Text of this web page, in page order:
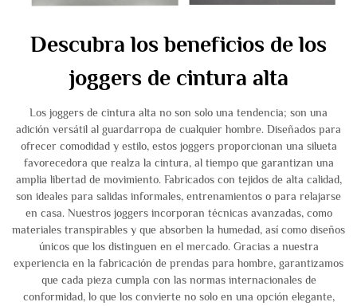
Descubra los beneficios de los
joggers de cintura alta
Los joggers de cintura alta no son solo una tendencia; son una
adición versátil al guardarropa de cualquier hombre. Diseñados para
ofrecer comodidad y estilo, estos joggers proporcionan una silueta
favorecedora que realza la cintura, al tiempo que garantizan una
amplia libertad de movimiento. Fabricados con tejidos de alta calidad,
son ideales para salidas informales, entrenamientos o para relajarse
en casa. Nuestros joggers incorporan técnicas avanzadas, como
materiales transpirables y que absorben la humedad, así como diseños
únicos que los distinguen en el mercado. Gracias a nuestra
experiencia en la fabricación de prendas para hombre, garantizamos
que cada pieza cumpla con las normas internacionales de
conformidad, lo que los convierte no solo en una opción elegante,